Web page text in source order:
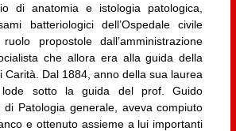
di anatomia e istologia patologica,
batteriologici dell’Ospedale civile
propostole dall’amministrazione
che allora era alla guida della
Carità. Dal 1884, anno della sua laurea
lode sotto la guida del prof. Guido
di Patologia generale, aveva compiuto
e ottenuto assieme a lui importanti